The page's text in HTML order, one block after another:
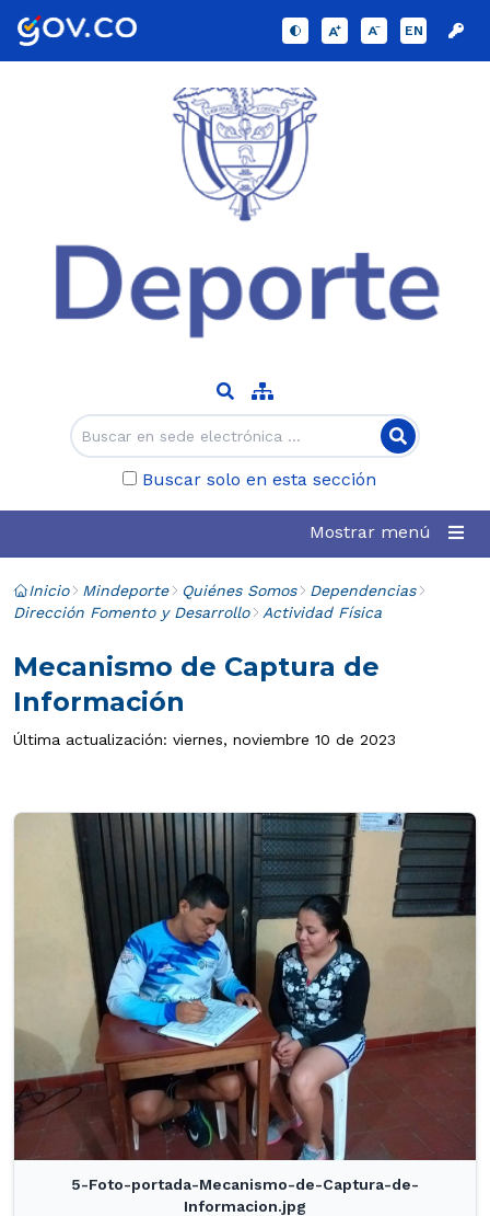
EN
Buscar solo en esta sección
Mostrar menú
Inicio Mindeporte Quiénes Somos
Dependencias
Dirección Fomento y Desarrollo
Actividad Física
Mecanismo de Captura de
Información
Última actualización: viernes, noviembre 10 de 2023
5-Foto-portada-Mecanismo-de-Captura-de-
Informacion.jpg